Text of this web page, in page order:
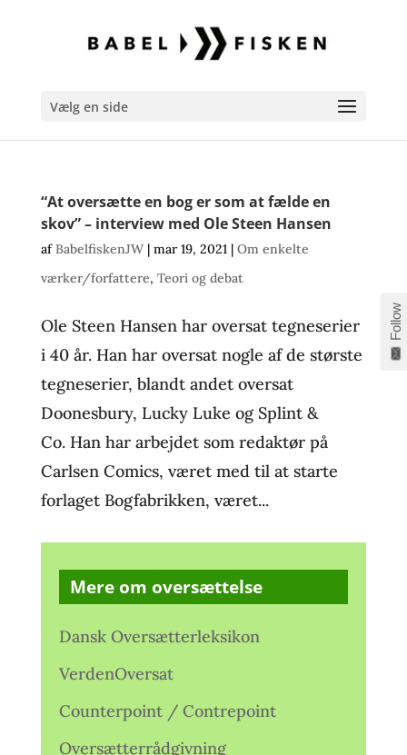
Vælg en side
“At oversætte en bog er som at fælde en
skov” – interview med Ole Steen Hansen
afBabelfiskenJW| mar 19, 2021| Om enkelte
værker/forfattere, Teori og debat
Ole Steen Hansen har oversat tegneserier
i 40 år. Han har oversat nogle af de største
tegneserier, blandt andet oversat
Doonesbury, Lucky Luke og Splint &
Co. Han har arbejdet som redaktør på
Carlsen Comics, været med til at starte
forlaget Bogfabrikken, været...
Mere om oversættelse
Dansk Oversætterleksikon
VerdenOversat
Counterpoint / Contrepoint
Oversætterrådgivning
Follow